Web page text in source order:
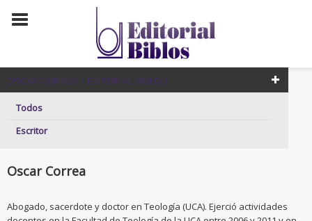
OSCAR CORREA – EDITORIAL BIBLOS
Todos
Escritor
Oscar Correa
Abogado, sacerdote y doctor en Teología (UCA). Ejerció actividades